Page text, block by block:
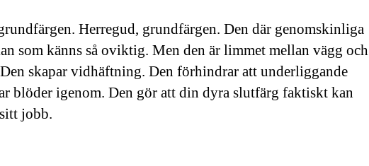
Herregud, grundfärgen. Den där genomskinliga
som känns så oviktig. Men den är limmet mellan vägg och
skapar vidhäftning. Den förhindrar att underliggande
blöder igenom. Den gör att din dyra slutfärg faktiskt kan
jobb.